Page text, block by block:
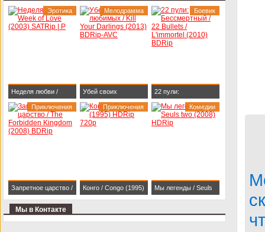
(2010) BDRip
Неделя любви /
Week of Love (2003)
SATRip | P
Эротика
Убей своих
любимых / Kill Your
Darlings (2013)
Мелодрамма
22 пули:
Бессмертный / 22
Bullets / L'immortel
Боевик
Запретное царство /
The Forbidden
Приключения
Конго / Congo (1995)
Приключения
Мы легенды / Seuls
Комедии
Мы в Контакте